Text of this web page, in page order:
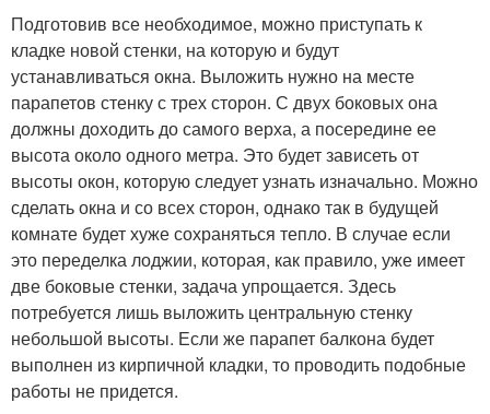
Подготовив все необходимое, можно приступать к
кладке новой стенки, на которую и будут
устанавливаться окна. Выложить нужно на месте
парапетов стенку с трех сторон. С двух боковых она
должны доходить до самого верха, а посередине ее
высота около одного метра. Это будет зависеть от
высоты окон, которую следует узнать изначально. Можно
сделать окна и со всех сторон, однако так в будущей
комнате будет хуже сохраняться тепло. В случае если
это переделка лоджии, которая, как правило, уже имеет
две боковые стенки, задача упрощается. Здесь
потребуется лишь выложить центральную стенку
небольшой высоты. Если же парапет балкона будет
выполнен из кирпичной кладки, то проводить подобные
работы не придется.